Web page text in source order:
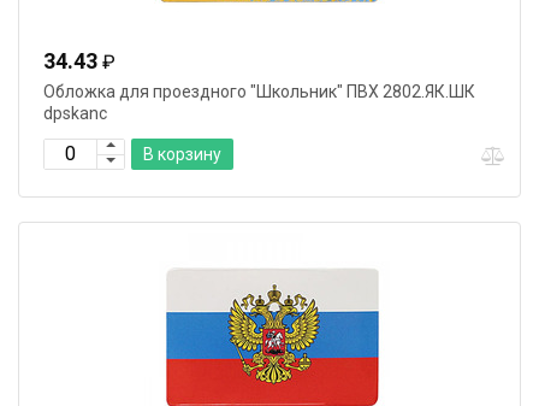
34.43 ₽
Обложка для проездного "Школьник" ПВХ 2802.ЯК.ШК
dpskanc
В корзину